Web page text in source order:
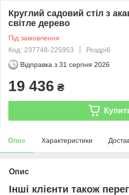
Круглий садовий стіл з
світле дерево
Під замовлення
Код: 237748-225953
Роздріб
Відправка з 31 серпня 2026
19 436 ₴
Опис Характеристики
Опис
Інші клієнти також